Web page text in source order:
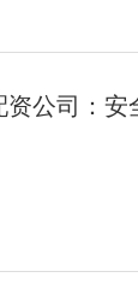
公司：安